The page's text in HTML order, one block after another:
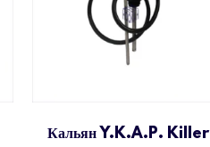
Кальян Y.K.A.P. Killer